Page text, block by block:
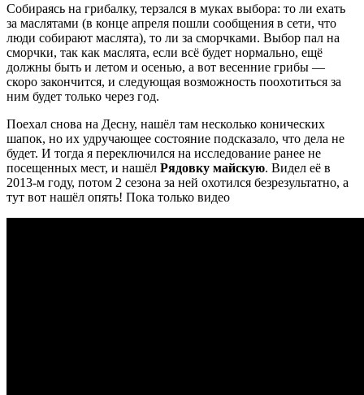
Собираясь на грибалку, терзался в муках выбора: то ли ехать
за маслятами (в конце апреля пошли сообщения в сети, что
люди собирают маслята), то ли за сморчками. Выбор пал на
сморчки, так как маслята, если всё будет нормально, ещё
должны быть и летом и осенью, а вот весенние грибы —
скоро закончится, и следующая возможность поохотиться за
ним будет только через год.
Поехал снова на Десну, нашёл там несколько конических
шапок, но их удручающее состояние подсказало, что дела не
будет. И тогда я переключился на исследование ранее не
посещенных мест, и нашёл Рядовку майскую. Видел её в
2013-м году, потом 2 сезона за ней охотился безрезультатно, а
тут вот нашёл опять! Пока только видео